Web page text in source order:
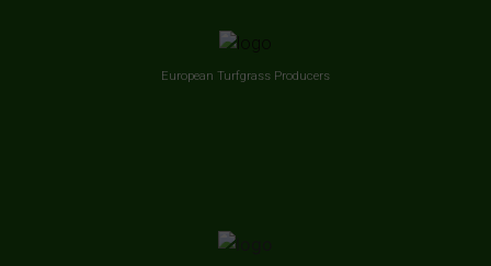
European Turfgrass Producers